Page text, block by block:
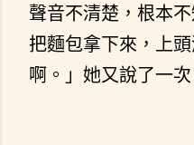
聲音不清楚，根本
把麵包拿下來，上
啊。」她又說了一次